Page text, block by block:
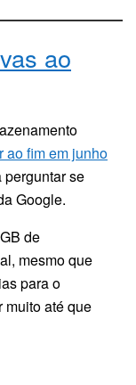
ao
ao fim em junho
perguntar se
Google.
de
mesmo que
para o
muito até que